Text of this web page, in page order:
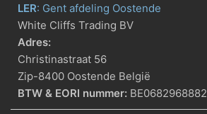
LER: Gent afdeling Oostende
White Cliffs Trading BV
Adres:
Christinastraat 56
Zip-8400 Oostende België
BTW & EORI nummer: BE0682968882